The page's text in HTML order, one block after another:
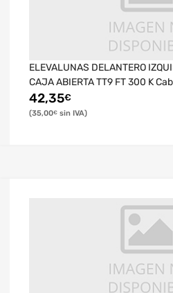
ELEVALUNAS DELANTERO
CAJA ABIERTA TT9 FT 300 K
42,35€
35,00€